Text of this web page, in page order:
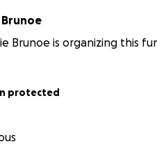
Brunoe
Brunoe is organizing this
protected